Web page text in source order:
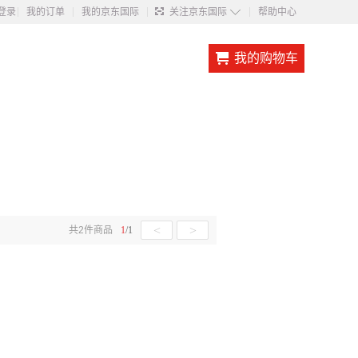
录 我的订单 我的京东国际 关注京东国际 ◇ 帮助中心
我的购物车
1/1 < >
共2件商品